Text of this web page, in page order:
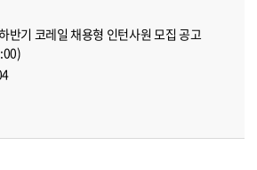
반기 코레일 채용형 인턴사원 모집 공고